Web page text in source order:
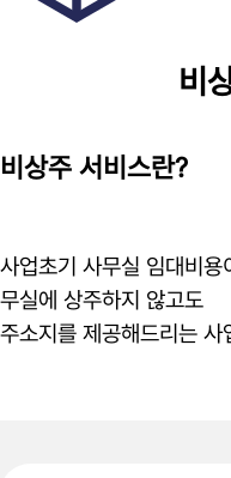
비
비상주 서비스란?
사업초기 사무실 임대비
무실에 상주하지 않고도
주소지를 제공해드리는